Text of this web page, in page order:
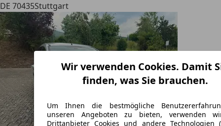
DE 70435Stuttgart
Wir verwenden Cookies. Damit
finden, was Sie brauchen.
Um Ihnen die bestmögliche
unseren Angeboten zu bieten, verwenden
Drittanbieter Cookies und andere Technologien